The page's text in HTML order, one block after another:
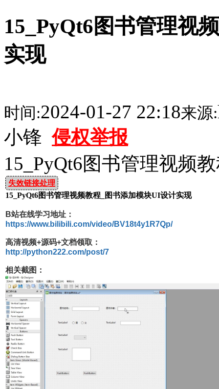
15_PyQt6图书管理视
实现
时间:2024-01-27 22:18来源:
小锋侵权举报
15_PyQt6图书管理视频
失效链接处理
15_PyQt6图书管理视频教程_图书添加模块UI设计实现
B站在线学习地址：
https://www.bilibili.com/video/BV18t4y1R7Qp/
高清视频+源码+文档领取：
http://python222.com/post/7
相关截图：